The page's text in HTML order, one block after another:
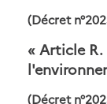
(Décret
« Article
(Décret